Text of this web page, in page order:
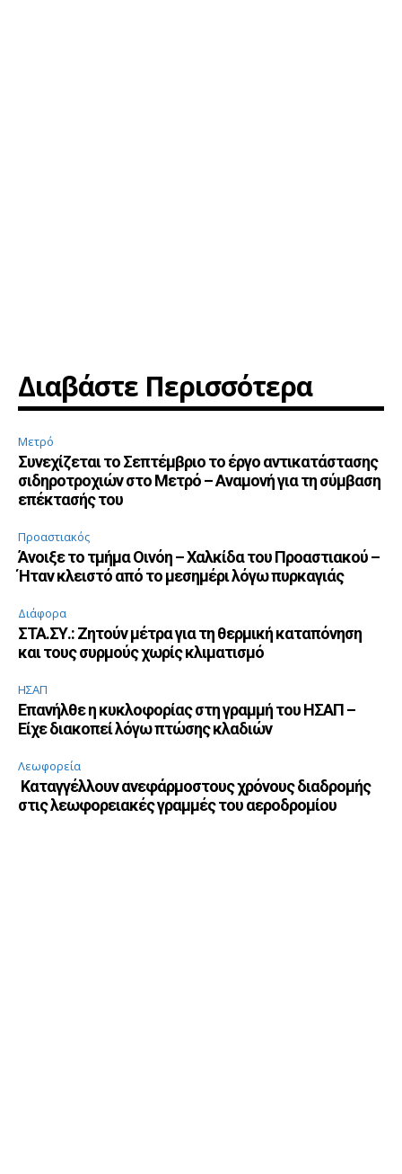
Διαβάστε Περισσότερα
Μετρό
Συνεχίζεται το Σεπτέμβριο το έργο αντικατάστασης
σιδηροτροχιών στο Μετρό – Αναμονή για τη σύμβαση
επέκτασής του
Προαστιακός
Άνοιξε το τμήμα Οινόη – Χαλκίδα του Προαστιακού –
Ήταν κλειστό από το μεσημέρι λόγω πυρκαγιάς
Διάφορα
ΣΤΑ.ΣΥ.: Ζητούν μέτρα για τη θερμική καταπόνηση
και τους συρμούς χωρίς κλιματισμό
ΗΣΑΠ
Επανήλθε η κυκλοφορίας στη γραμμή του ΗΣΑΠ –
Είχε διακοπεί λόγω πτώσης κλαδιών
Λεωφορεία
Καταγγέλλουν ανεφάρμοστους χρόνους διαδρομής
στις λεωφορειακές γραμμές του αεροδρομίου